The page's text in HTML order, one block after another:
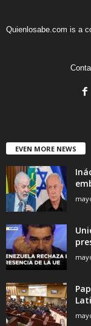
Quienlosabe.com is a
EVEN MORE NEWS